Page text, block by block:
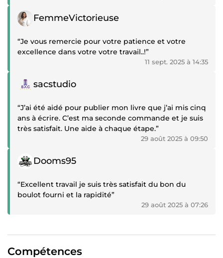
Témoignage positif
FemmeVictorieuse
“Je vous remercie pour votre patience et votre
excellence dans votre votre travail..!”
11 sept. 2025 à 14:35
Témoignage positif
sacstudio
“J’ai été aidé pour publier mon livre que j’ai mis cinq
ans à écrire. C’est ma seconde commande et je suis
très satisfait. Une aide à chaque étape.”
29 août 2025 à 09:50
Témoignage positif
Dooms95
“Excellent travail je suis très satisfait du bon du
boulot fourni et la rapidité”
29 août 2025 à 07:26
Compétences